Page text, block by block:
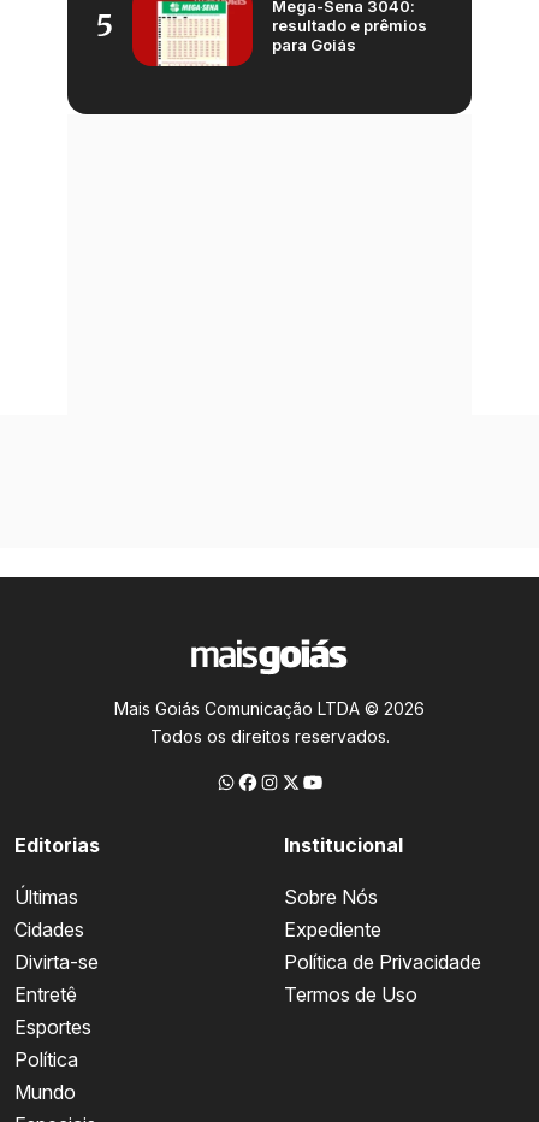
5
Mega-Sena 3040:
resultado e prêmios
para Goiás
Mais Goiás Comunicação LTDA © 2026
Todos os direitos reservados.
Editorias
Últimas
Cidades
Divirta-se
Entretê
Esportes
Política
Mundo
Institucional
Sobre Nós
Expediente
Política de Privacidade
Termos de Uso